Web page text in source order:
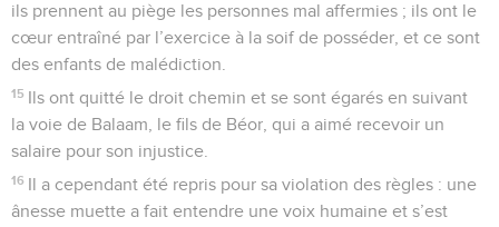
ils prennent au piège les personnes mal affermies ; ils ont le
cœur entraîné par l’exercice à la soif de posséder, et ce sont
des enfants de malédiction.
15 Ils ont quitté le droit chemin et se sont égarés en suivant
la voie de Balaam, le fils de Béor, qui a aimé recevoir un
salaire pour son injustice.
16 Il a cependant été repris pour sa violation des règles : une
ânesse muette a fait entendre une voix humaine et s’est